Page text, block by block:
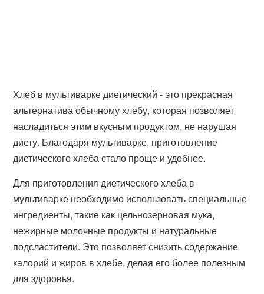
Хлеб в мультиварке диетический - это прекрасная
альтернатива обычному хлебу, которая позволяет
насладиться этим вкусным продуктом, не нарушая
диету. Благодаря мультиварке, приготовление
диетического хлеба стало проще и удобнее.
Для приготовления диетического хлеба в
мультиварке необходимо использовать специальные
ингредиенты, такие как цельнозерновая мука,
нежирные молочные продукты и натуральные
подсластители. Это позволяет снизить содержание
калорий и жиров в хлебе, делая его более полезным
для здоровья.